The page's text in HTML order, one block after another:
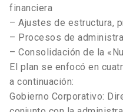
financiera
– Ajustes de estructura,
– Procesos de
– Consolidación de la
El plan se enfocó en
a continuación:
Gobierno Corporativo: